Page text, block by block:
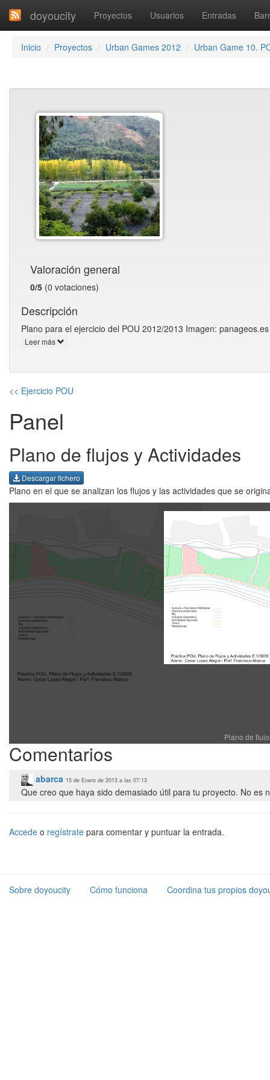
doyoucity Proyectos Usuarios Entradas
Inicio Proyectos Urban Games 2012 Urban Game 10.
Valoración general
0/5 (0 votaciones)
Descripción
Plano para el ejercicio del POU 2012/2013 Imagen: panageos.es
Leer más
<< Ejercicio POU
Panel
Plano de flujos y Actividades
Descargar fichero
Plano en el que se analizan los flujos y las actividades que se
Plano de
Comentarios
abarca 15 de Enero de 2013 a las 07:13
Que creo que haya sido demasiado útil para tu proyecto. No es
Accede o regístrate para comentar y puntuar la entrada.
Sobre doyoucity Cómo funciona Coordina tus propios